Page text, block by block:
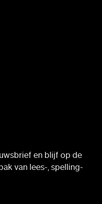
en blijf op de
van lees-, spelling-